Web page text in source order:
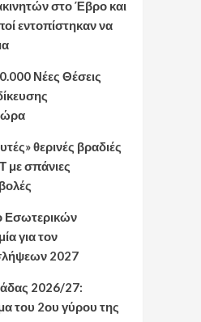
στο Έβρο και
εντοπίστηκαν να
Νέες Θέσεις
θερινές βραδιές
με σπάνιες
Εσωτερικών
για τον
2027
2026/27:
του 2ου γύρου της